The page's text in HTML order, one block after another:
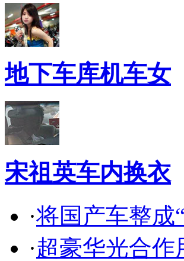
地下车库机车女
宋祖英车内换衣
·将国产车整成
·超豪华光合作